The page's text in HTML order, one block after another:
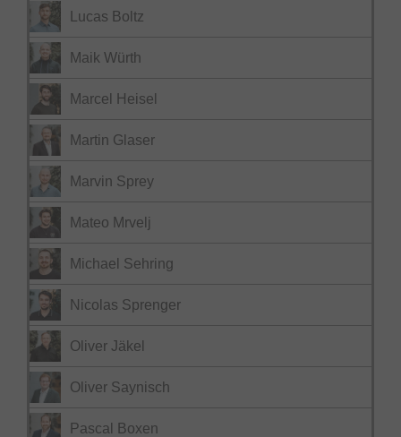
Lucas Boltz
Maik Würth
Marcel Heisel
Martin Glaser
Marvin Sprey
Mateo Mrvelj
Michael Sehring
Nicolas Sprenger
Oliver Jäkel
Oliver Saynisch
Pascal Boxen